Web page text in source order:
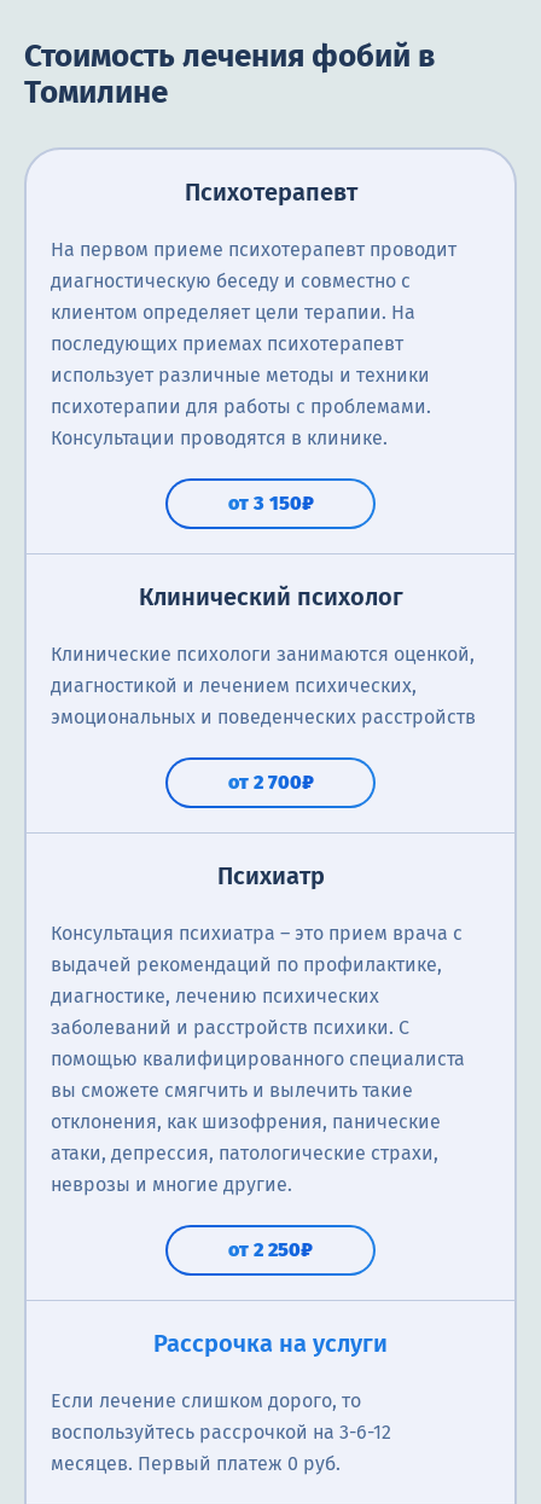
Стоимость лечения фобий в
Томилине
Психотерапевт
На первом приеме психотерапевт проводит
диагностическую беседу и совместно с
клиентом определяет цели терапии. На
последующих приемах психотерапевт
использует различные методы и техники
психотерапии для работы с проблемами.
Консультации проводятся в клинике.
от 3 150₽
Клинический психолог
Клинические психологи занимаются оценкой,
диагностикой и лечением психических,
эмоциональных и поведенческих расстройств
от 2 700₽
Психиатр
Консультация психиатра ― это прием врача с
выдачей рекомендаций по профилактике,
диагностике, лечению психических
заболеваний и расстройств психики. С
помощью квалифицированного специалиста
вы сможете смягчить и вылечить такие
отклонения, как шизофрения, панические
атаки, депрессия, патологические страхи,
неврозы и многие другие.
от 2 250₽
Рассрочка на услуги
Если лечение слишком дорого, то
воспользуйтесь рассрочкой на 3-6-12
месяцев. Первый платеж 0 руб.